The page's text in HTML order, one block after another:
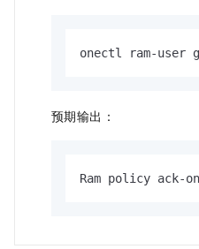
onectl ram-user
预期输出：
Ram policy ack-